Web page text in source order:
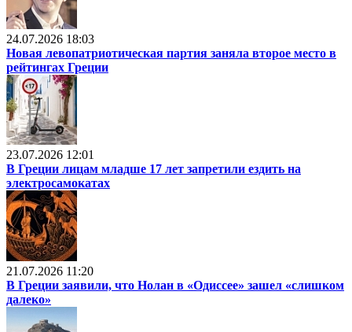
24.07.2026 18:03
Новая левопатриотическая партия заняла второе место в
рейтингах Греции
23.07.2026 12:01
В Греции лицам младше 17 лет запретили ездить на
электросамокатах
21.07.2026 11:20
В Греции заявили, что Нолан в «Одиссее» зашел «слишком
далеко»